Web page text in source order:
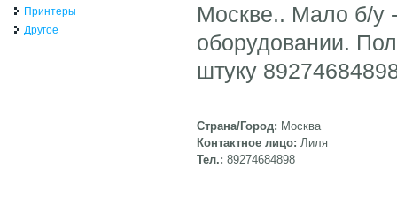
Москве.. Мало б/у
оборудовании.
штуку
Страна/Город: Москва
Контактное лицо: Лиля
Тел.: 89274684898
Принтеры
Другое